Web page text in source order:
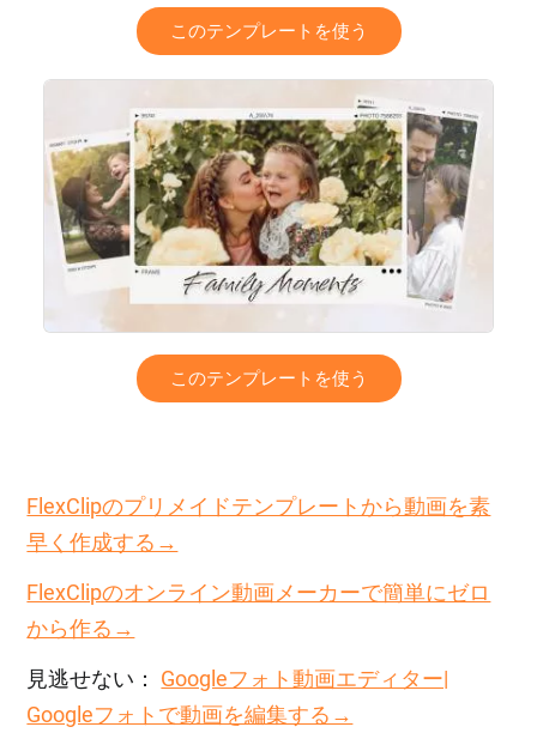
このテンプレートを使う
このテンプレートを使う
FlexClipのプリメイドテンプレートから動画を素
早く作成する→
FlexClipのオンライン動画メーカーで簡単にゼロ
から作る→
見逃せない： Googleフォト動画エディター|
Googleフォトで動画を編集する→